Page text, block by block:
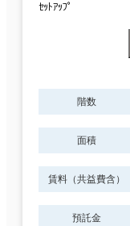
ｾｯﾄｱｯﾌﾟ
階数
面積
賃料（共益費含）
預託金